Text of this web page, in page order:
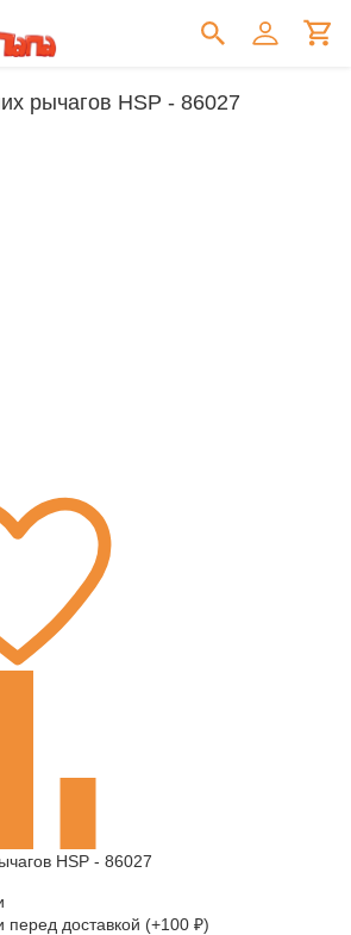
рычагов HSP - 86027
HSP - 86027
доставкой (+100 ₽)